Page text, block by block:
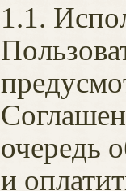
1.1.
очередь
и